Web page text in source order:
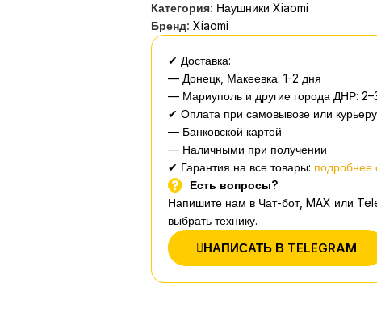
Категория: Наушники Xiaomi
Бренд: Xiaomi
✔ Доставка:
— Донецк, Макеевка: 1-2 дня
— Мариуполь и другие города ДНР:
✔ Оплата при самовывозе или
— Банковской картой
— Наличными при получении
✔ Гарантия на все товары: подробнее
Есть вопросы?
Напишите нам в Чат-бот, MAX или
выбрать технику.
НАПИСАТЬ В TELEGRAM